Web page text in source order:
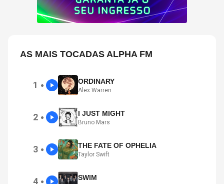
AS MAIS TOCADAS ALPHA FM
1 ● ORDINARY
Alex Warren
2 ● I JUST MIGHT
Bruno Mars
3 ● THE FATE OF OPHELIA
Taylor Swift
4 ● SWIM